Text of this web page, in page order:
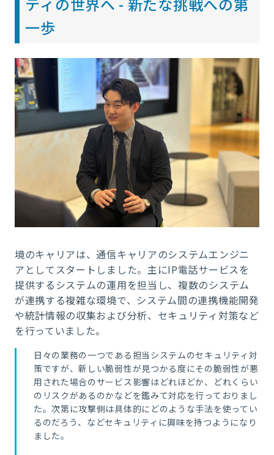
一歩
境のキャリアは、通信キャリアのシステムエンジニ
アとしてスタートしました。主にIP電話サービスを
提供するシステムの運用を担当し、複数のシステム
が連携する複雑な環境で、システム間の連携機能開発
や統計情報の収集および分析、セキュリティ対策など
を行っていました。
日々の業務の一つである担当システムのセキュリティ対
策ですが、新しい脆弱性が見つかる度にその脆弱性が悪
用された場合のサービス影響はどれほどか、どれくらい
のリスクがあるのかなどを鑑みて対応を行っておりまし
た。次第に攻撃側は具体的にどのような手法を使ってい
るのだろう、などセキュリティに興味を持つようになり
ました。